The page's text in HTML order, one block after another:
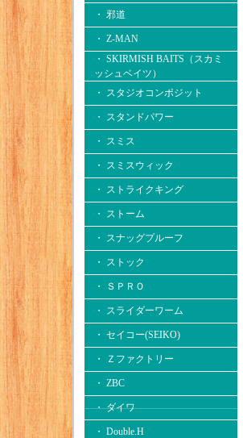
・ 邪道
・ Z-MAN
・ SKIRMISH BAITS（スカミ
ッシュベイツ）
・ スタジオコンポジット
・ スタンドパワー
・ スミス
・ スミスウィック
・ ストライクキング
・ ストーム
・ スナッグプルーフ
・ ストック
・ ＳＰＲＯ
・ スライダーワーム
・ セイコー(SEIKO)
・ Ｚファクトリー
・ ZBC
・ ダイワ
・ Double.H